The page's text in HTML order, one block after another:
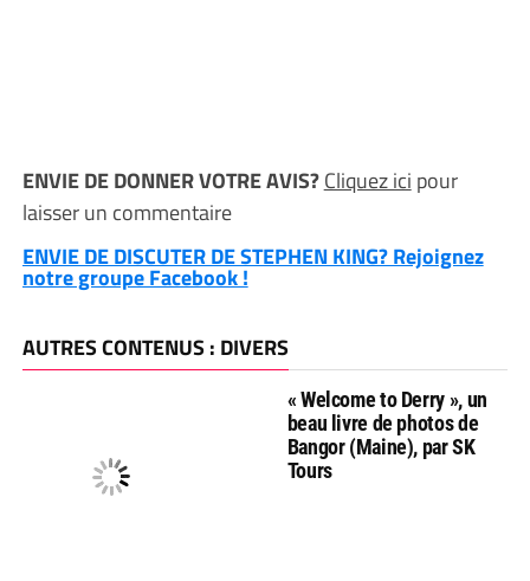
ENVIE DE DONNER VOTRE AVIS?Cliquez ici pour
laisser un commentaire
ENVIE DE DISCUTER DE STEPHEN KING? Rejoignez
notre groupe Facebook !
AUTRES CONTENUS : DIVERS
« Welcome to Derry », un
beau livre de photos de
Bangor (Maine), par SK
Tours